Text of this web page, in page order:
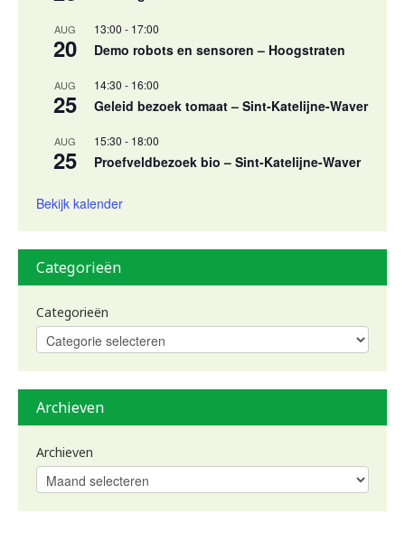
AUG
20
13:00 - 17:00
Demo robots en sensoren – Hoogstraten
AUG
25
14:30 - 16:00
Geleid bezoek tomaat – Sint-Katelijne-Waver
AUG
25
15:30 - 18:00
Proefveldbezoek bio – Sint-Katelijne-Waver
Bekijk kalender
Categorieën
Categorieën
Archieven
Archieven